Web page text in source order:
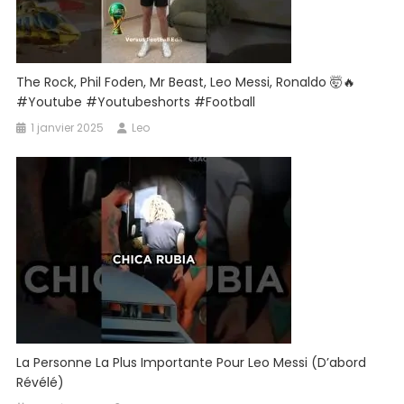
The Rock, Phil Foden, Mr Beast, Leo Messi, Ronaldo 🤯🔥
#youtube #youtubeshorts #football
1 janvier 2025 Leo
La Personne La Plus Importante Pour Leo Messi (d’abord
Révélé)